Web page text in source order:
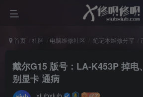
首页 社区 电脑维修社区 笔记本维修分享
戴尔G15 版号：LA-K453P 掉电
别显卡 通病